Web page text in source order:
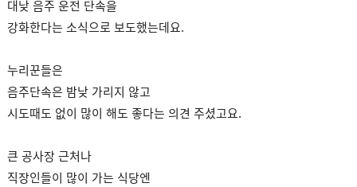
대낮 음주 운전 단속을
강화한다는 소식으로 보도했는데요.
누리꾼들은
음주단속은 밤낮 가리지 않고
시도때도 없이 많이 해도 좋다는 의견 주셨고요.
큰 공사장 근처나
직장인들이 많이 가는 식당엔